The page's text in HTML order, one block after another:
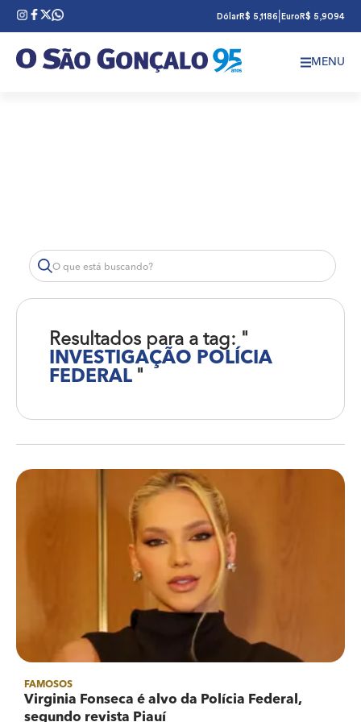
DólarR$ 5,1186 Euro R$ 5,9094
MENU
Resultados para a tag: "
INVESTIGAÇÃO POLÍCIA
FEDERAL "
FAMOSOS
Virginia Fonseca é alvo da Polícia Federal,
segundo revista Piauí